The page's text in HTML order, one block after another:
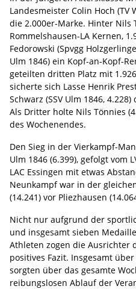
Landesmeister Colin Hoch (TV
die 2.000er-Marke. Hinter Nils
Rommelshausen-LA Kernen,
Fedorowski (Spvgg
Ulm 1846) ein Kopf-an-Kopf-
geteilten dritten Platz mit
sicherte sich Lasse Henrik
Schwarz (SSV Ulm 1846,
Als Dritter holte Nils Tönnies
des Wochenendes.
Den Sieg in der Vierkampf-
Ulm 1846 (6.399), gefolgt vom
LAC Essingen mit etwas
Neunkampf war in der
(14.241) vor Pliezhausen
Nicht nur aufgrund der
und insgesamt sieben
Athleten zogen die Ausrichter
positives Fazit. Insgesamt
sorgten über das gesamte
reibungslosen Ablauf der